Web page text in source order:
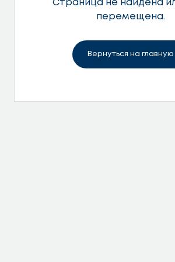
Страница не найдена
перемещена.
Вернуться на главную